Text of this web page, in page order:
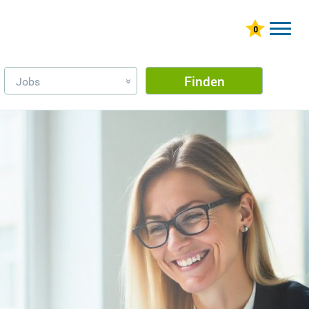
Jobs » Finden